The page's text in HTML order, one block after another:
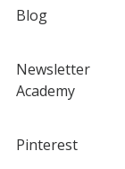
Blog
Newsletter
Academy
Pinterest